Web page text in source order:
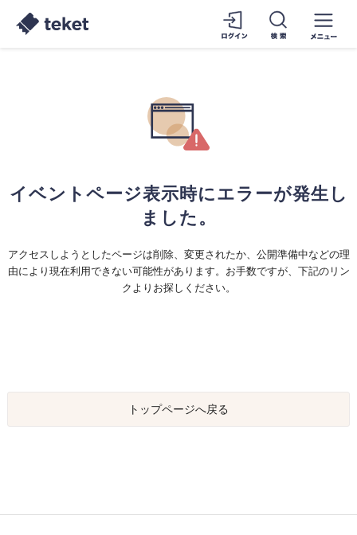
イベントページ表示時にエラーが発生し
ました。
アクセスしようとしたページは削除、変更されたか、公開準備中などの理
由により現在利用できない可能性があります。お手数ですが、下記のリン
クよりお探しください。
トップページへ戻る